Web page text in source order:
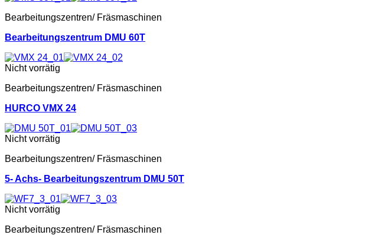
Bearbeitungszentren/ Fräsmaschinen
Bearbeitungszentrum DMU 60T
Nicht vorrätig
Bearbeitungszentren/ Fräsmaschinen
HURCO VMX 24
Nicht vorrätig
Bearbeitungszentren/ Fräsmaschinen
5- Achs- Bearbeitungszentrum DMU 50T
Nicht vorrätig
Bearbeitungszentren/ Fräsmaschinen